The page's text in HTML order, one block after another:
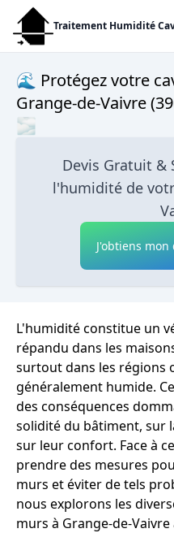
Traitement Humidité
🌊 Protégez votre
Grange-de-Vaivre
🌫
Devis Gratuit
l'humidité de
J'obtiens
L'humidité constitue un
répandu dans les
surtout dans les régions
généralement humide.
des conséquences
solidité du bâtiment, sur
sur leur confort. Face à
prendre des mesures
murs et éviter de tels
nous explorons les
murs à Grange-de-